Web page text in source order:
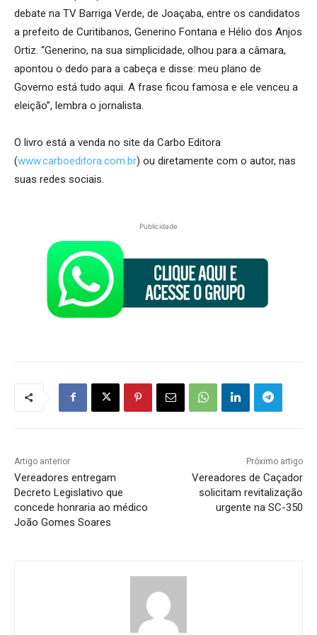
debate na TV Barriga Verde, de Joaçaba, entre os candidatos
a prefeito de Curitibanos, Generino Fontana e Hélio dos Anjos
Ortiz. “Generino, na sua simplicidade, olhou para a câmara,
apontou o dedo para a cabeça e disse: meu plano de
Governo está tudo aqui. A frase ficou famosa e ele venceu a
eleição”, lembra o jornalista.
O livro está a venda no site da Carbo Editora
(www.carboeditora.com.br) ou diretamente com o autor, nas
suas redes sociais.
Publicidade
Artigo anterior
Vereadores entregam
Decreto Legislativo que
concede honraria ao médico
João Gomes Soares
Próximo artigo
Vereadores de Caçador
solicitam revitalização
urgente na SC-350